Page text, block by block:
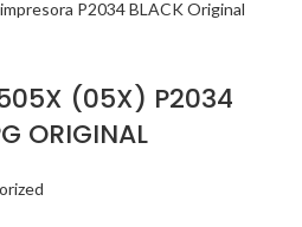
(05X) P2034
ORIGINAL